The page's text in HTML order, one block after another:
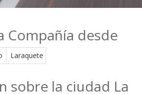
Compañía desde
Laraquete
sobre la ciudad La